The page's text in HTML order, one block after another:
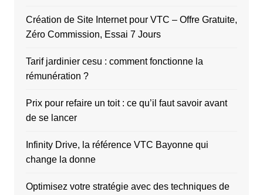
Création de Site Internet pour VTC – Offre Gratuite,
Zéro Commission, Essai 7 Jours
Tarif jardinier cesu : comment fonctionne la
rémunération ?
Prix pour refaire un toit : ce qu’il faut savoir avant
de se lancer
Infinity Drive, la référence VTC Bayonne qui
change la donne
Optimisez votre stratégie avec des techniques de